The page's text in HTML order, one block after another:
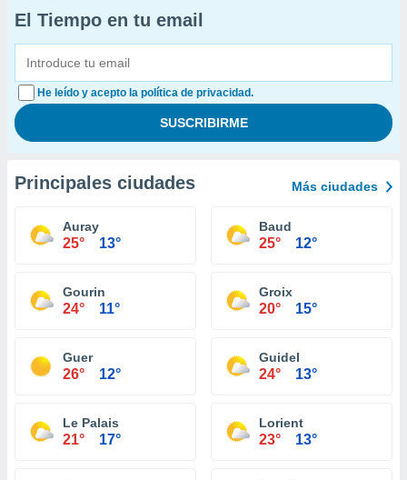
El Tiempo en tu email
He leído y acepto la política de privacidad.
Principales ciudades Más ciudades
Auray
25° 13°
Baud
25° 12°
Gourin
24° 11°
Groix
20° 15°
Guer
26° 12°
Guidel
24° 13°
Le Palais
21° 17°
Lorient
23° 13°